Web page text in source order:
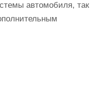
автомобиля, так